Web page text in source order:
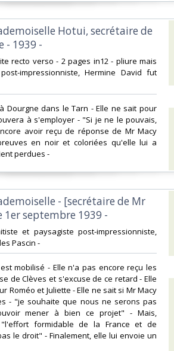
Hotui, secrétaire de
- 1939 -‎
recto verso - 2 pages in12 - pliure mais
impressionniste, Hermine David fut
Dourgne dans le Tarn - Elle ne sait pour
à s'employer - "Si je ne le pouvais,
avoir reçu de réponse de Mr Macy
en noir et coloriées qu'elle lui a
perdues -
- [secrétaire de Mr
septembre 1939 -‎
et paysagiste post-impressionniste,
Pascin -‎
mobilisé - Elle n'a pas encore reçu les
de Clèves et s'excuse de ce retard - Elle
et Juliette - Elle ne sait si Mr Macy
- "je souhaite que nous ne serons pas
mener à bien ce projet" - Mais,
formidable de la France et de
le droit" - Finalement, elle lui envoie un